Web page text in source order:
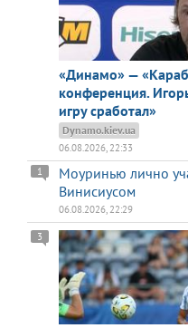
«Динамо» —
конференция.
игру сработал»
Dynamo.kiev.ua
06.08.2026, 22:33
Моуринью лично
Винисиусом
1
06.08.2026, 22:29
3